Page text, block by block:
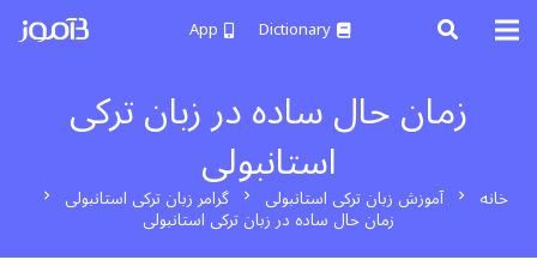
Dictionary
App
زمان حال ساده در زبان ترکی
استانبولی خانه chevron_right آموزش زبان ترکی استانبولی chevron_right گرامر زبان ترکی استانبولی chevron_right
زمان حال ساده در زبان ترکی استانبولی